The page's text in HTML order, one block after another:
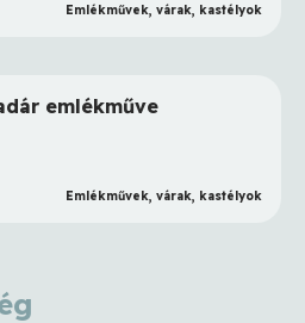
Emlékművek, várak, kastélyok
emlékműve
Emlékművek, várak, kastélyok